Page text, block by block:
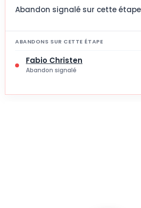
Abandon signalé sur cette
ABANDONS SUR CETTE ÉTAPE
Fabio Christen
Abandon signalé